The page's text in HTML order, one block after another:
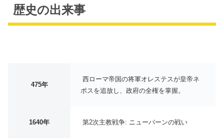
歴史の出来事
475年
西ローマ帝国の将軍オレステスが皇帝ネ
ポスを追放し、政府の全権を掌握。
1640年 第2次主教戦争: ニューバーンの戦い